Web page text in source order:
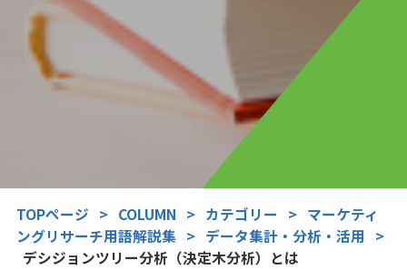
TOPページ > COLUMN > カテゴリー > マーケティ
ングリサーチ用語解説集 > データ集計・分析・活用
>
デシジョンツリー分析（決定木分析）とは